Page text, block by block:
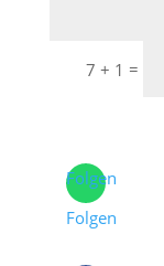
7 + 1 =
Folgen
Folgen